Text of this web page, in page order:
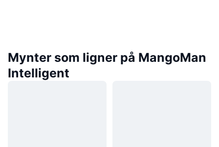
Mynter som ligner på MangoMan
Intelligent